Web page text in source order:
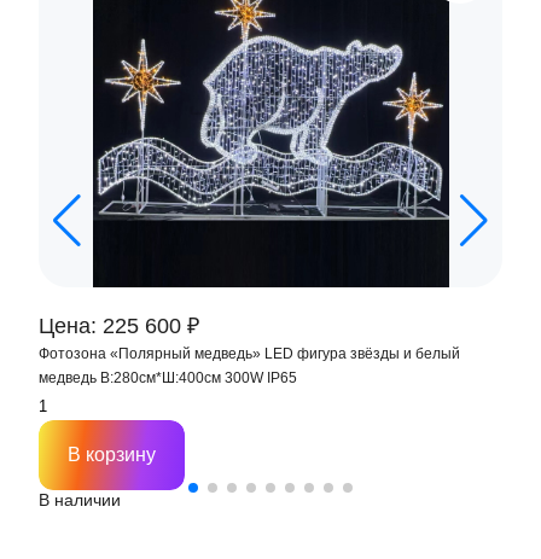
Цена: 225 600 ₽
Фотозона «Полярный медведь» LED фигура звёзды и белый
медведь В:280см*Ш:400см 300W IP65
В наличии
В корзину